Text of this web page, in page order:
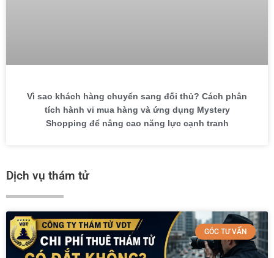
Vì sao khách hàng chuyển sang đối thủ? Cách phân
tích hành vi mua hàng và ứng dụng Mystery
Shopping để nâng cao năng lực cạnh tranh
Dịch vụ thám tử
GÓC TƯ VẤN